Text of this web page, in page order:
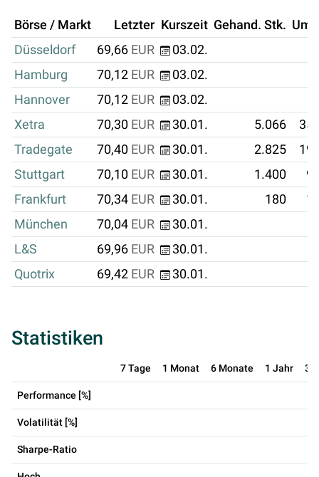
Börse / Markt Letzter Kurszeit Gehand. Stk.
Düsseldorf
69,66 EUR
03.02.
Hamburg
70,12 EUR
03.02.
Hannover
70,12 EUR
03.02.
Xetra
70,30 EUR 30.01. 5.066
Tradegate
70,40 EUR 30.01. 2.825
Stuttgart
70,10 EUR 30.01. 1.400
Frankfurt
70,34 EUR 30.01. 180
München
70,04 EUR
30.01.
L&S
69,96 EUR
30.01.
Quotrix
69,42 EUR 30.01.
Statistiken
7 Tage 1 Monat 6 Monate 1 Jahr 3
Performance [%]
Volatilität [%]
Sharpe-Ratio